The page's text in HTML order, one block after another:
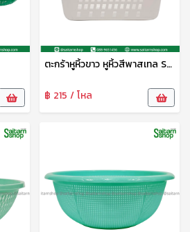
ตะกร้าหูหิ้วขาว หูหิ้วสีพาสเทล S-0080 Sip
฿ 215 / โหล